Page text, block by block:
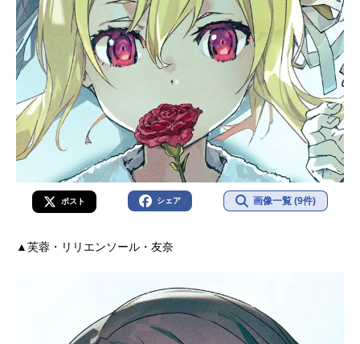
ポスト シェア 画像一覧 (9件)
▲芙蓉・リリエンソール・友奈